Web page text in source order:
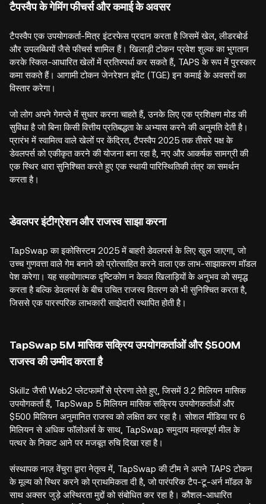
टैपस्वैप के गेमिंग फीचर्स और कमाई के अवसर
टैपस्वैप एक उपयोगकर्ता-मित्र इंटरफेस प्रदान करता है जिसमें खेल, लीडरबोर्ड
और उपलब्धियों जैसे फीचर्स शामिल हैं। खिलाड़ी टोकन प्रवेश शुल्क का भुगतान
करके स्किल-आधारित खेलों में प्रतिस्पर्धा कर सकते हैं, TAPS के रूप में पुरस्कार
कमा सकते हैं। आगामी टोकन जेनरेशन इवेंट (TGE) इन कमाई के अवसरों का
विस्तार करेगा।
जो लोग अपने गेमप्ले में सुधार करना चाहते हैं, उनके लिए एक प्रशिक्षण मोड की
सुविधा है जो बिना किसी वित्तीय प्रतिबद्धता के अभ्यास करने की अनुमति देती है।
प्रारंभ में स्वामित्व वाले खेलों पर केंद्रित, टैपस्वैप 2025 तक तीसरे पक्ष के
डेवलपर्स को एकीकृत करने की योजना बना रहा है, नए और आकर्षक सामग्री की
एक स्थिर धारा सुनिश्चित करते हुए एक स्थायी पारिस्थितिकी तंत्र का समर्थन
करता है।
डेवलपर इंटीग्रेशन और राजस्व साझा करना
TapSwap का इकोसिस्टम 2025 में बाहरी डेवलपर्स के लिए खुल जाएगा, जो
उच्च गुणवत्ता वाले गेम बनाने को प्रोत्साहित करने वाला एक लाभ-साझाकरण मॉडल
पेश करेगा। यह सहयोगात्मक दृष्टिकोण न केवल खिलाड़ियों के अनुभव को समृद्ध
करता है बल्कि डेवलपर्स के बीच उचित राजस्व वितरण को भी सुनिश्चित करता है,
जिससे एक पारस्परिक लाभकारी साझेदारी स्थापित होती है।
TapSwap 5M मासिक सक्रिय उपयोगकर्ताओं और $500M
राजस्व की उम्मीद करता है
Skillz जैसी Web2 प्लेटफार्मों से प्रेरणा लेते हुए, जिसमें 3.2 मिलियन मासिक
उपयोगकर्ता हैं, TapSwap 5 मिलियन मासिक सक्रिय उपयोगकर्ताओं और
$500 मिलियन अनुमानित राजस्व को लक्षित कर रहा है। सोशल मीडिया पर 6
मिलियन से अधिक फॉलोअर्स के साथ, TapSwap समुदाय महत्वपूर्ण मील के
पत्थर के निकट आने पर मजबूत रुचि दिखा रहा है।
संस्थापक नाज़ वेंचुरा द्वारा नेतृत्व में, TapSwap की टीम ने अपने TAPS टोकन
के मूल्य को स्थिर करने को प्राथमिकता दी है, जो पारंपरिक टैप-टू-अर्न मॉडल के
साथ अक्सर जुड़े अस्थिरता मुद्दों को संबोधित कर रहा है। कौशल-आधारित